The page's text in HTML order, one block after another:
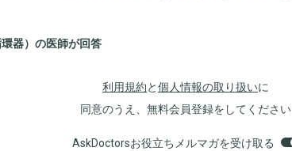
器）の医師が回答
利用規約と個人情報の取り扱いに
同意のうえ、無料会員登録をしてください
AskDoctorsお役立ちメルマガを受け取る